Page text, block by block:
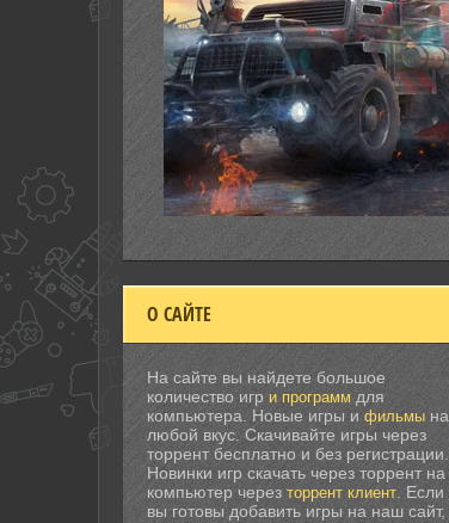
О САЙТЕ
На сайте вы найдете большое
количество игри программ для
компьютера. Новые игры ифильмы на
любой вкус. Скачивайте игры через
торрент бесплатно и без регистрации.
Новинки игр скачать через торрент на
компьютер черезторрент клиент . Если
вы готовы добавить игры на наш сайт,